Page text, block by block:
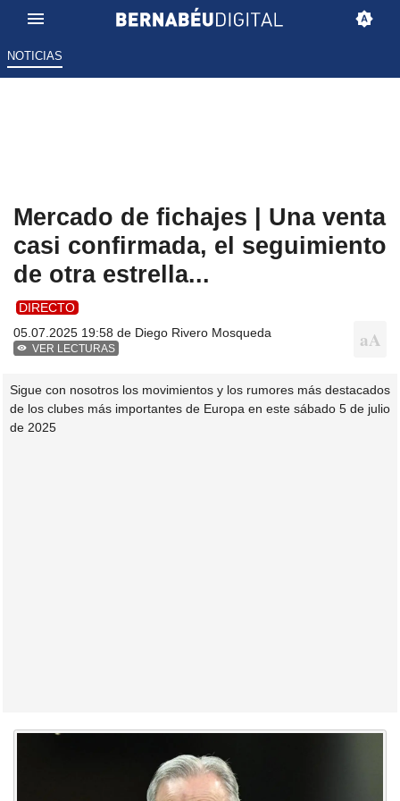
NOTICIAS
Mercado de fichajes | Una venta
casi confirmada, el seguimiento
de otra estrella...
DIRECTO
05.07.2025 19:58 de Diego Rivero Mosqueda
VER LECTURAS
Sigue con nosotros los movimientos y los rumores más destacados
de los clubes más importantes de Europa en este sábado 5 de julio
de 2025